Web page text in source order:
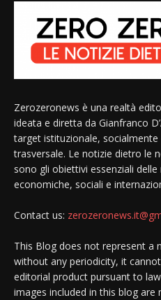
Zerozeronews è una realtà
ideata e diretta da Gianfranco
target istituzionale,
trasversale. Le notizie dietro le
sono gli obiettivi essenziali
economiche, sociali e
Contact us:
This Blog does not represent a
without any periodicity, it
editorial product pursuant to
images included in this blog